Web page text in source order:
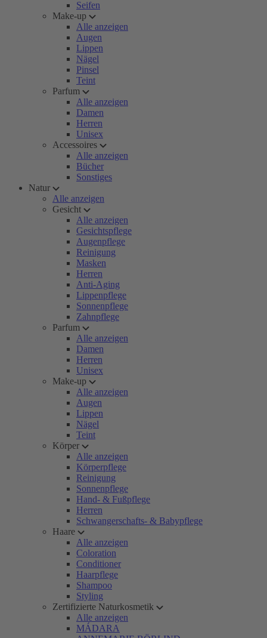
Seifen
Make-up
Alle anzeigen
Augen
Lippen
Nägel
Pinsel
Teint
Parfum
Alle anzeigen
Damen
Herren
Unisex
Accessoires
Alle anzeigen
Bücher
Sonstiges
Natur
Alle anzeigen
Gesicht
Alle anzeigen
Gesichtspflege
Augenpflege
Reinigung
Masken
Herren
Anti-Aging
Lippenpflege
Sonnenpflege
Zahnpflege
Parfum
Alle anzeigen
Damen
Herren
Unisex
Make-up
Alle anzeigen
Augen
Lippen
Nägel
Teint
Körper
Alle anzeigen
Körperpflege
Reinigung
Sonnenpflege
Hand- & Fußpflege
Herren
Schwangerschafts- & Babypflege
Haare
Alle anzeigen
Coloration
Conditioner
Haarpflege
Shampoo
Styling
Zertifizierte Naturkosmetik
Alle anzeigen
MÁDARA